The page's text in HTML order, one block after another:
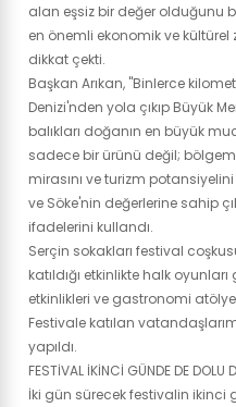
alan eşsiz bir değer olduğunu
en önemli ekonomik ve
dikkat çekti.
Başkan Arıkan, "Binlerce
Denizi'nden yola çıkıp Büyük
balıkları doğanın en büyük
sadece bir ürünü değil;
mirasını ve turizm
ve Söke'nin değerlerine sahip
ifadelerini kullandı.
Serçin sokakları festival
katıldığı etkinlikte halk
etkinlikleri ve gastronomi
Festivale katılan
yapıldı.
FESTİVAL İKİNCİ GÜNDE DE DOLU
İki gün sürecek festivalin ikinci